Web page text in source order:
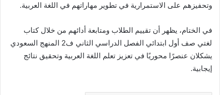
وتحفيزهم على الاستمرارية في تطوير مهاراتهم في اللغة العربية.
في الختام، يظهر أن تقييم الطلاب ومتابعة أدائهم من خلال كتاب
لغتي صف أول ابتدائي الفصل الدراسي الثاني ف2 المنهج السعودي
يشكلان عنصرًا محوريًا في تعزيز تعلم اللغة العربية وتحقيق نتائج
إيجابية.